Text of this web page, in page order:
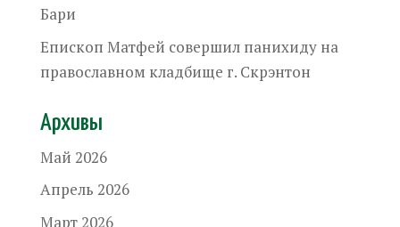
Бари
Епископ Матфей совершил панихиду на
православном кладбище г. Скрэнтон
Архивы
Май 2026
Апрель 2026
Март 2026